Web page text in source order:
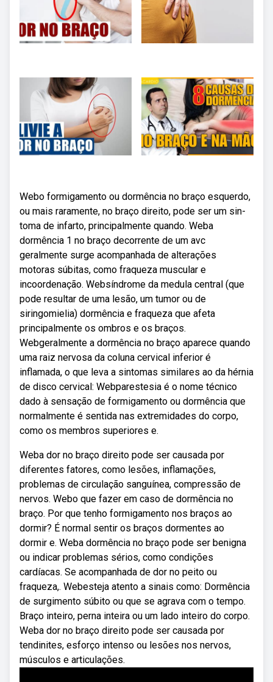
Webo formiga­men­to ou dor­mên­cia no braço esquer­do,
ou mais rara­mente, no braço dire­ito, pode ser um sin­
toma de infar­to, prin­ci­pal­mente quan­do. Weba
dormência 1 no braço decorrente de um avc
geralmente surge acompanhada de alterações
motoras súbitas, como fraqueza muscular e
incoordenação. Websíndrome da medula central (que
pode resultar de uma lesão, um tumor ou de
siringomielia) dormência e fraqueza que afeta
principalmente os ombros e os braços.
Webgeralmente a dormência no braço aparece quando
uma raiz nervosa da coluna cervical inferior é
inflamada, o que leva a sintomas similares ao da hérnia
de disco cervical: Webparestesia é o nome técnico
dado à sensação de formigamento ou dormência que
normalmente é sentida nas extremidades do corpo,
como os membros superiores e.
Weba dor no braço direito pode ser causada por
diferentes fatores, como lesões, inflamações,
problemas de circulação sanguínea, compressão de
nervos. Webo que fazer em caso de dormência no
braço. Por que tenho formigamento nos braços ao
dormir? É normal sentir os braços dormentes ao
dormir e. Weba dormência no braço pode ser benigna
ou indicar problemas sérios, como condições
cardíacas. Se acompanhada de dor no peito ou
fraqueza,. Webesteja atento a sinais como: Dormência
de surgimento súbito ou que se agrava com o tempo.
Braço inteiro, perna inteira ou um lado inteiro do corpo.
Weba dor no braço direito pode ser causada por
tendinites, esforço intenso ou lesões nos nervos,
músculos e articulações.